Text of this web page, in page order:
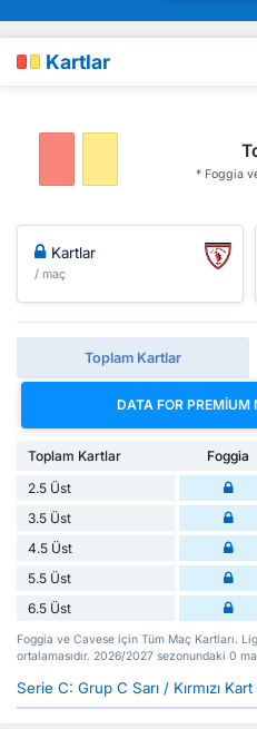
Kartlar
* Foggia
Kartlar
/ maç
Toplam Kartlar
DATA FOR PREMIUM
Toplam Kartlar Foggia
2.5 Üst
3.5 Üst
4.5 Üst
5.5 Üst
6.5 Üst
Foggia ve Cavese için Tüm Maç Kartları.
ortalamasıdır. 2026/2027 sezonundaki 0
Serie C: Grup C Sarı / Kırmızı